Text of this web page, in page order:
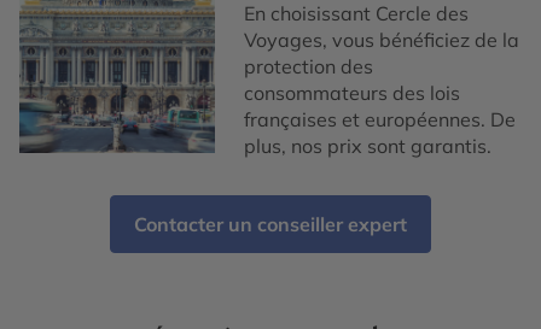
En choisissant Cercle des
Voyages, vous bénéficiez de la
protection des
consommateurs des lois
françaises et européennes. De
plus, nos prix sont garantis.
Contacter un conseiller expert